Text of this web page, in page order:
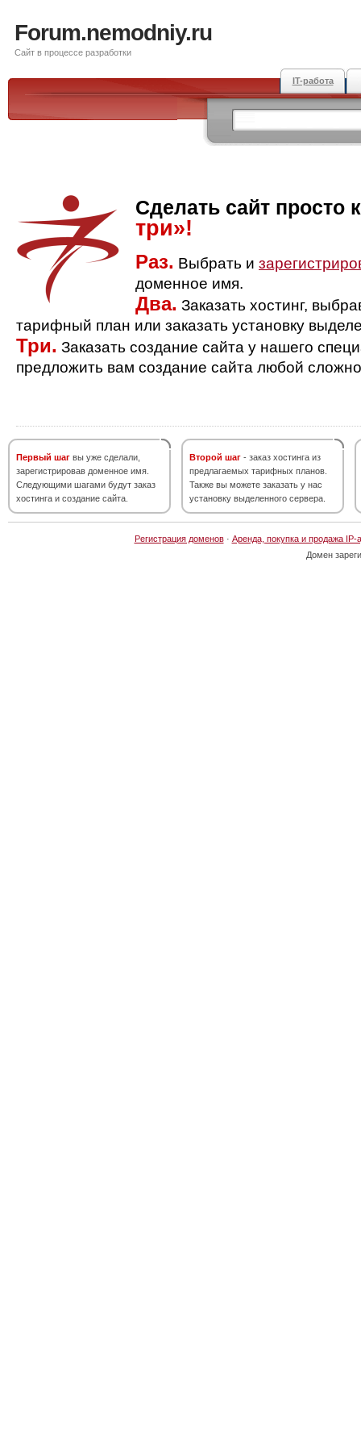
Forum.nemodniy.ru
Сайт в процессе разработки
IT-работа
Сделать сайт просто
три»!
Раз. Выбрать и
доменное имя.
Два. Заказать хостинг,
тарифный план или заказать установку
Три. Заказать создание сайта у нашего
предложить вам создание сайта любой
Первый шаг вы уже сделали,
зарегистрировав доменное имя.
Следующими шагами будут заказ
хостинга и создание сайта.
Второй шаг - заказ хостинга из
предлагаемых тарифных планов.
Также вы можете заказать у нас
установку выделенного сервера.
Регистрация доменов· Аренда, покупка и продажа IP-
Домен